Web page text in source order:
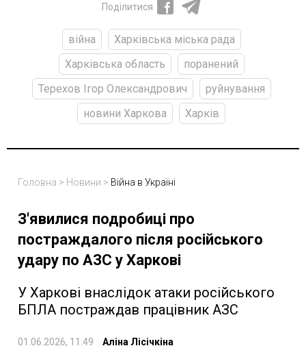
Поділитися
війна
Харківська міська рада
Харківська область
поранений
Терехов Ігор Олександрович
руйнування
новини Харкова
Харків
Головна > Новини > Війна в Україні
З'явилися подробиці про
постраждалого після російського
удару по АЗС у Харкові
У Харкові внаслідок атаки російського
БПЛА постраждав працівник АЗС
01.06.2026, 11:49 Аліна Лісічкіна